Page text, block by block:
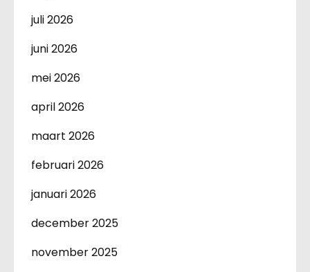
juli 2026
juni 2026
mei 2026
april 2026
maart 2026
februari 2026
januari 2026
december 2025
november 2025